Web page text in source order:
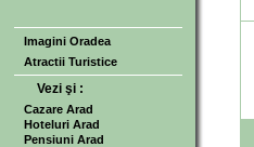
Imagini Oradea
Atractii Turistice
Vezi şi :
Cazare Arad
Hoteluri Arad
Pensiuni Arad